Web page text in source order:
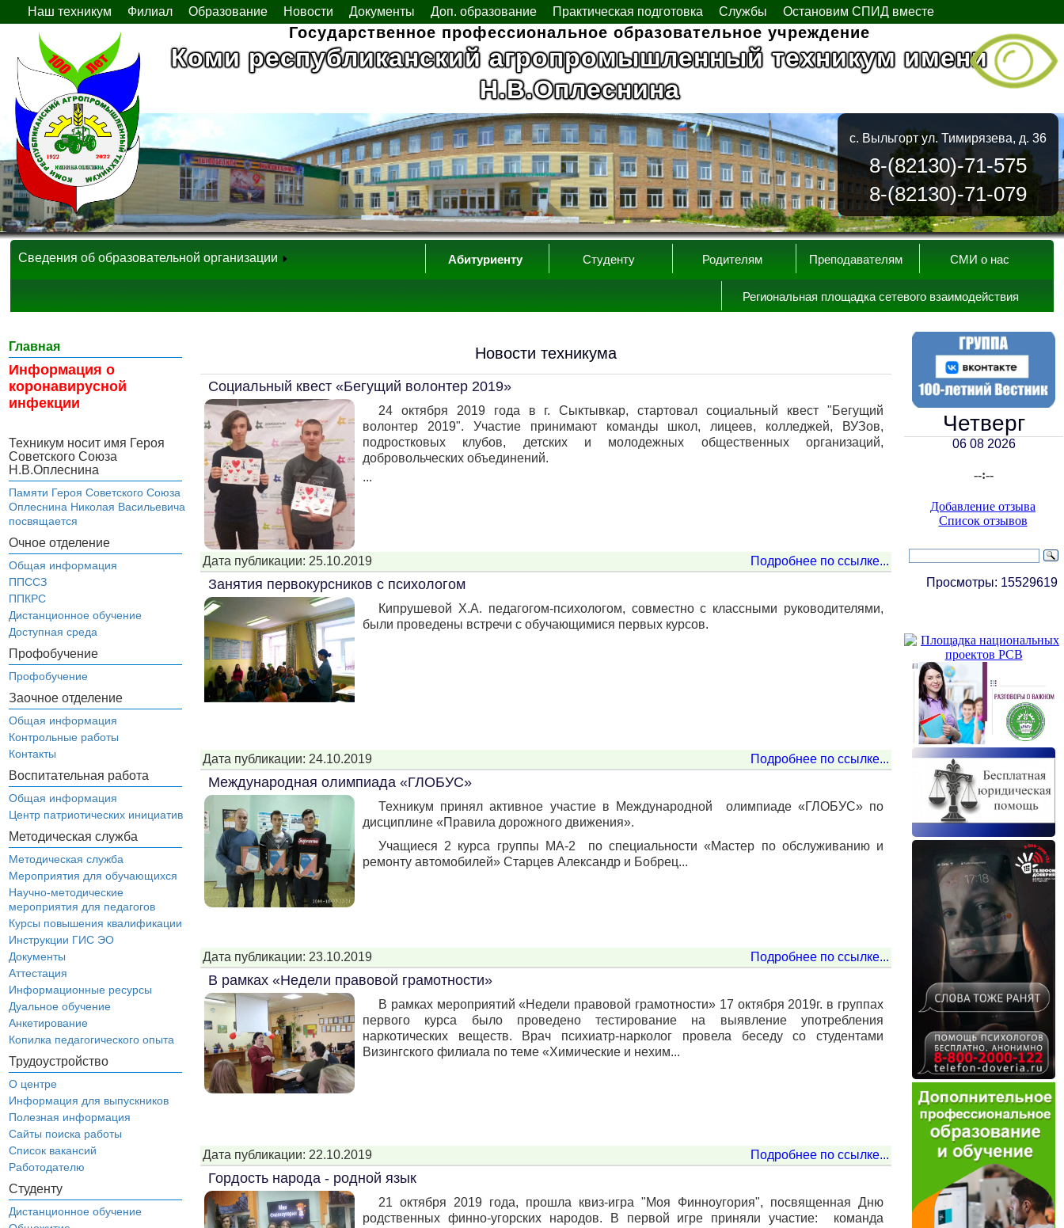
Наш техникум Филиал Образование Новости Документы Доп. образование Практическая подготовка Службы Остановим СПИД вместе
Государственное профессиональное образовательное учреждение
Коми республиканский агропромышленный техникум имени
Н.В.Оплеснина
с. Выльгорт ул. Тимирязева, д. 36
8-(82130)-71-575
8-(82130)-71-079
СМИ о нас
Преподавателям
Родителям
Студенту
Абитуриенту
Региональная площадка сетевого взаимодействия
Сведения об образовательной организации
Главная
Информация о
коронавирусной
инфекции
Техникум носит имя Героя
Советского Союза
Н.В.Оплеснина
Памяти Героя Советского Союза
Оплеснина Николая Васильевича
посвящается
Очное отделение
Общая информация
ППССЗ
ППКРС
Дистанционное обучение
Доступная среда
Профобучение
Профобучение
Заочное отделение
Общая информация
Контрольные работы
Контакты
Воспитательная работа
Общая информация
Центр патриотических инициатив
Методическая служба
Методическая служба
Мероприятия для обучающихся
Научно-методические
мероприятия для педагогов
Курсы повышения квалификации
Инструкции ГИС ЭО
Документы
Аттестация
Информационные ресурсы
Дуальное обучение
Анкетирование
Копилка педагогического опыта
Трудоустройство
О центре
Информация для выпускников
Полезная информация
Сайты поиска работы
Список вакансий
Работодателю
Студенту
Дистанционное обучение
Новости техникума
Социальный квест «Бегущий волонтер 2019»
24 октября 2019 года в г. Сыктывкар, стартовал социальный квест "Бегущий
волонтер 2019". Участие принимают команды школ, лицеев, колледжей, ВУЗов,
подростковых клубов, детских и молодежных общественных организаций,
добровольческих объединений.
...
Дата публикации: 25.10.2019 Подробнее по ссылке...
Занятия первокурсников с психологом
Кипрушевой Х.А. педагогом-психологом, совместно с классными руководителями,
были проведены встречи с обучающимися первых курсов.
Дата публикации: 24.10.2019 Подробнее по ссылке...
Международная олимпиада «ГЛОБУС»
Техникум принял активное участие в Международной олимпиаде «ГЛОБУС» по
дисциплине «Правила дорожного движения».
Учащиеся 2 курса группы МА-2 по специальности «Мастер по обслуживанию и
ремонту автомобилей» Старцев Александр и Бобрец...
Дата публикации: 23.10.2019 Подробнее по ссылке...
В рамках «Недели правовой грамотности»
В рамках мероприятий «Недели правовой грамотности» 17 октября 2019г. в группах
первого курса было проведено тестирование на выявление употребления
наркотических веществ. Врач психиатр-нарколог провела беседу со студентами
Визингского филиала по теме «Химические и нехим...
Дата публикации: 22.10.2019 Подробнее по ссылке...
Гордость народа - родной язык
21 октября 2019 года, прошла квиз-игра "Моя Финноугория", посвященная Дню
родственных финно-угорских народов. В первой игре приняли участие: команда
Четверг
06 08 2026
--:--
Добавление отзыва
Список отзывов
Просмотры: 15529619